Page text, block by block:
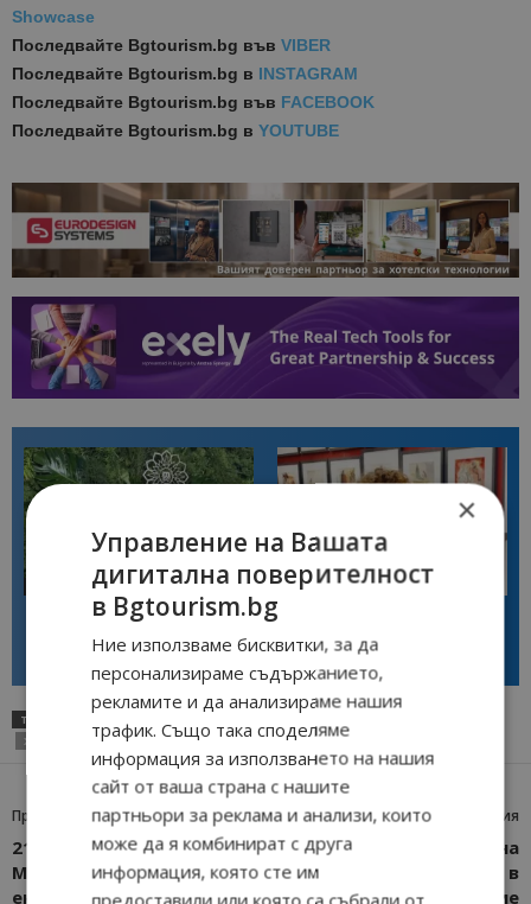
Showcase
Последвайте Bgtourism.bg във VIBER
Последвайте Bgtourism.bg в INSTAGRAM
Последвайте Bgtourism.bg във FACEBOOK
Последвайте Bgtourism.bg в YOUTUBE
Диана Благоева: EXPLORA III
луксозното круизно пътуване
Интервю
дестинация
ТАГОВЕ
ХРИСТИНА НЕДЕЛЧЕВА
Предишна статия
21 февруари е
Международният ден на
екскурзовода
Следваща статия
Николова заминава на
работно посещение в
Полша, ще открие
×
Управление на Вашата
дигитална поверителност
в Bgtourism.bg
Ние използваме бисквитки, за да
персонализираме съдържанието,
рекламите и да анализираме нашия
трафик. Също така споделяме
информация за използването на нашия
сайт от ваша страна с нашите
партньори за реклама и анализи, които
може да я комбинират с друга
информация, която сте им